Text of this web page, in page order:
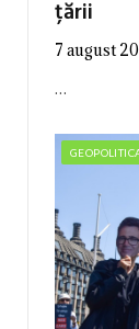
țării
7 august
…